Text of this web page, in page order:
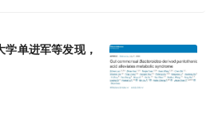
单进军等发现，肠道共生拟杆菌来源的